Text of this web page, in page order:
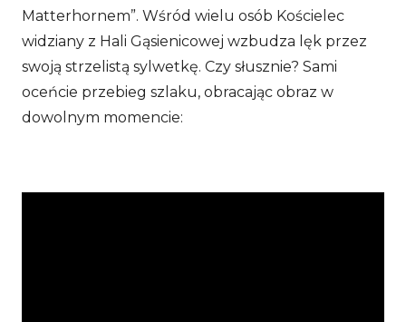
Matterhornem”. Wśród wielu osób Kościelec
widziany z Hali Gąsienicowej wzbudza lęk przez
swoją strzelistą sylwetkę. Czy słusznie? Sami
oceńcie przebieg szlaku, obracając obraz w
dowolnym momencie: